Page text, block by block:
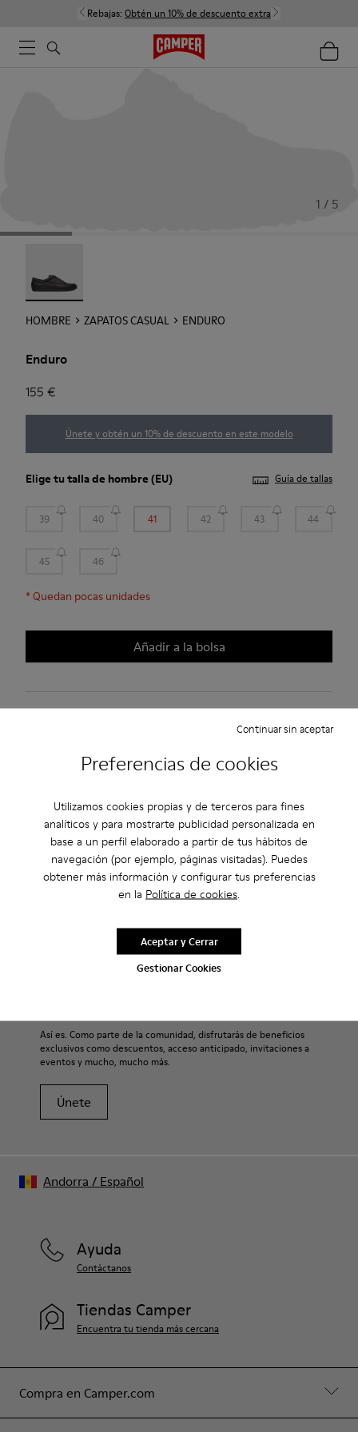
Preferencias de cookies
Utilizamos cookies propias y de terceros para fines
analíticos y para mostrarte publicidad personalizada en
base a un perfil elaborado a partir de tus hábitos de
navegación (por ejemplo, páginas visitadas). Puedes
obtener más información y configurar tus preferencias
en la Política de cookies.
Gestionar Cookies
Continuar sin aceptar
Aceptar y Cerrar
Rebajas: Obtén un 10% de descuento extra
1 / 5
HOMBRE ZAPATOS CASUAL ENDURO
Enduro
155 €
Únete y obtén un 10% de descuento en este modelo
Elige tu talla de hombre (EU) Guía de tallas
39 40 41 42 43 44
45 46
*Quedan pocas unidades
Añadir a la bolsa
2 años de garantía por defectos de fábrica.
Características
Negro.
Piel lisa y piel con pelo.
Plantilla extraíble forrada en piel.
Forro: 62 % Piel porcina - 24 % Algodón -14 % Textil
Cuidados Del Producto
Nuestros zapatos se han fabricado con materiales de primera
calidad cuidadosamente seleccionados. El uso de productos
adecuados para el cuidado del calzado los protegerá y
Si deseas obtener información detallada sobre cómo cuidar de
tu par, visita nuestraGuía para el cuidado del calzado.
Así es. Como parte de la comunidad, disfrutarás de beneficios
exclusivos como descuentos, acceso anticipado, invitaciones a
eventos y mucho, mucho más.
Únete
Compra en Camper.com
Ayuda
Contáctanos
Tiendas Camper
Encuentra tu tienda más cercana
Andorra / Español